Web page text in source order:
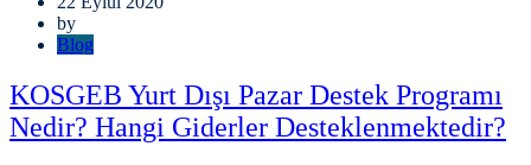
by
Blog
KOSGEB Yurt Dışı Pazar Destek Programı
Nedir? Hangi Giderler Desteklenmektedir?